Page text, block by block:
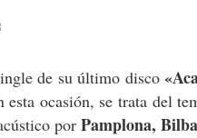
de su último disco
ocasión, se trata del
por Pamplona,